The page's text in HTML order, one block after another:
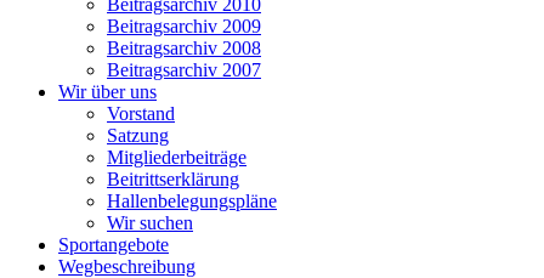
Beitragsarchiv 2010
Beitragsarchiv 2009
Beitragsarchiv 2008
Beitragsarchiv 2007
Wir über uns
Vorstand
Satzung
Mitgliederbeiträge
Beitrittserklärung
Hallenbelegungspläne
Wir suchen
Sportangebote
Wegbeschreibung